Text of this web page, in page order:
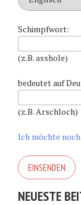
Schimpfwort:
(z.B. asshole)
bedeutet auf
(z.B. Arschloch)
Ich möchte
NEUESTE